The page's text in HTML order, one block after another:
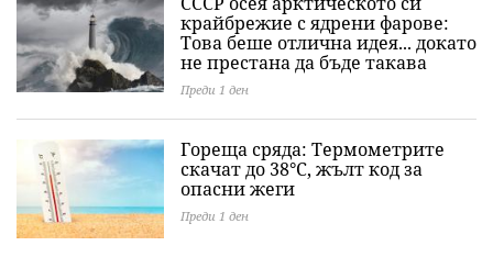
крайбрежие с ядрени фарове:
Това беше отлична идея... докато
не престана да бъде такава
Преди 1 ден
Гореща сряда: Термометрите
скачат до 38°C, жълт код за
опасни жеги
Преди 1 ден